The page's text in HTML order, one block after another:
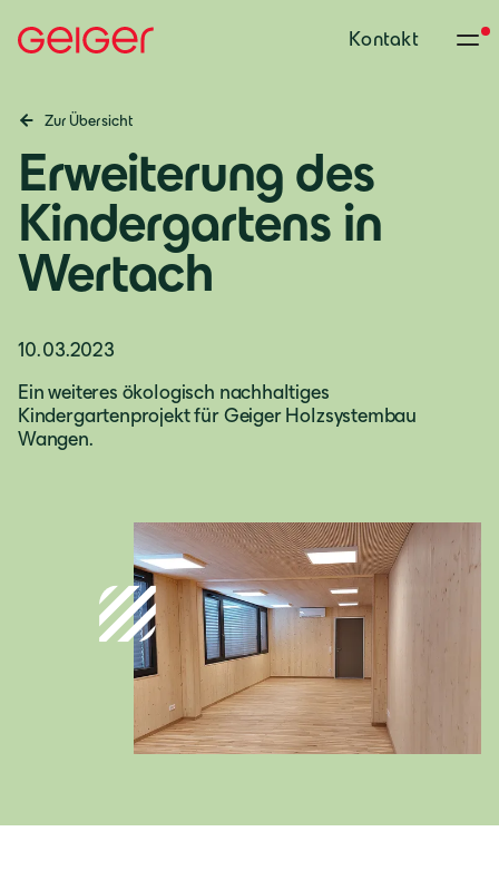
Kontakt
Zur Übersicht
Erweiterung des
Kindergartens in
Wertach
10.03.2023
Ein weiteres ökologisch nachhaltiges
Kindergartenprojekt für Geiger Holzsystembau
Wangen.
Deutschland
Deutsch
Deutsch
Italia
Italiano
România